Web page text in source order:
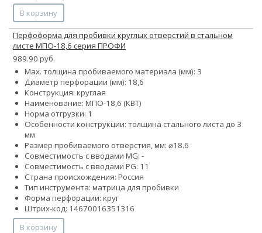
В корзину
Перфоформа для пробивки круглых отверстий в стальном
листе МПО-18,6 серия ПРОФИ
989.90 руб.
Max. толщина пробиваемого материала (мм): 3
Диаметр перфорации (мм): 18,6
Конструкция: круглая
Наименование: МПО-18,6 (КВТ)
Норма отгрузки: 1
Особенности конструкции: толщина стального листа до 3
мм
Размер пробиваемого отверстия, мм: ⌀18.6
Совместимость с вводами MG: -
Совместимость с вводами PG: 11
Страна происхождения: Россия
Тип инструмента: матрица для пробивки
Форма перфорации: круг
Штрих-код: 14670016351316
В корзину